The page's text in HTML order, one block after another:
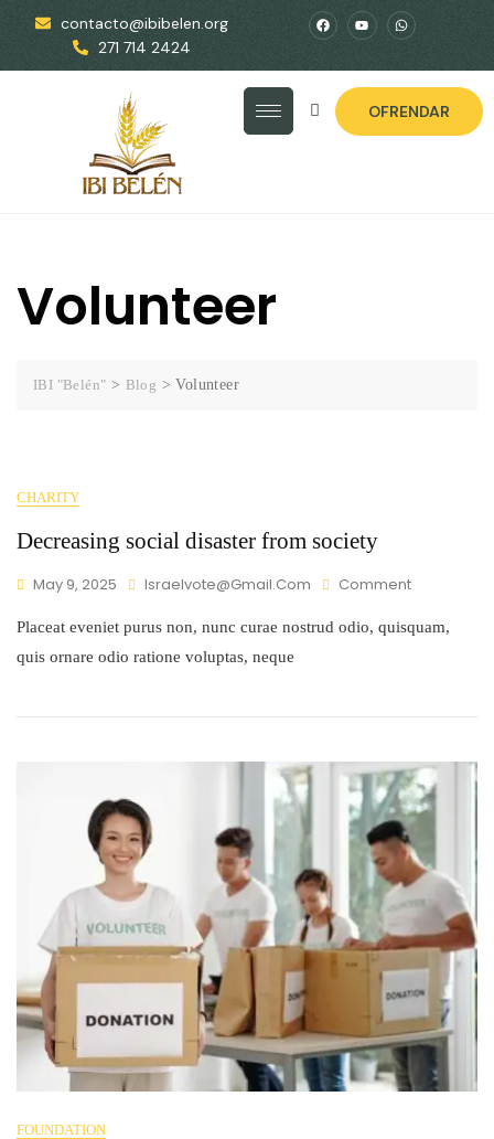
contacto@ibibelen.org
271 714 2424
OFRENDAR
Volunteer
IBI "Belén" > Blog >Volunteer
CHARITY
Decreasing social disaster from society
May 9, 2025 Israelvote@gmail.com Comment
Placeat eveniet purus non, nunc curae nostrud odio, quisquam,
quis ornare odio ratione voluptas, neque
FOUNDATION